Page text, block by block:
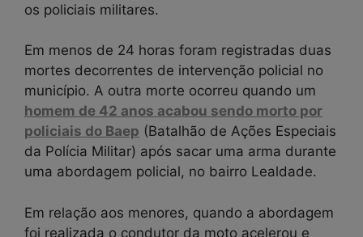
os policiais militares.
Em menos de 24 horas foram registradas duas
mortes decorrentes de intervenção policial no
município. A outra morte ocorreu quando um
homem de 42 anos acabou sendo morto por
policiais do Baep (Batalhão de Ações Especiais
da Polícia Militar) após sacar uma arma durante
uma abordagem policial, no bairro Lealdade.
Em relação aos menores, quando a abordagem
foi realizada o condutor da moto acelerou e